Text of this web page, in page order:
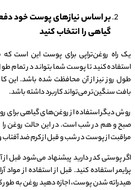
بر اساس نیازهای پوست خود
گیاهی را انتخاب کنید
یک راه روغن‌تراپی برای پوست این است
استفاده کنید تا پوست شما بتواند در تمام
طول روز نیز از آن محافظت شده باشد. این
بافت سنگین‌تر می‌تواند کاربرد داشته باشد.
روش دیگر استفاده از روغن‌های گیاهی
صبح و هم در شب است. در این حالت روغن را
مراقبت از پوست در شب و قبل از کرم ضد آفتاب
اگر پوستی کدر دارید پیشنهاد می‌شود قبل از
پرایمر استفاده کنید. قبل از استفاده از
هیدراته شدن پوست، اجازه دهید روغن به